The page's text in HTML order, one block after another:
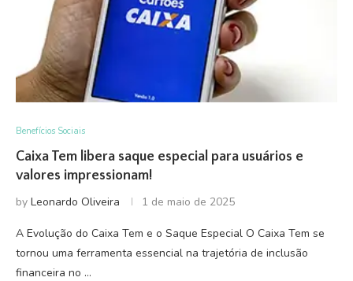
Benefícios Sociais
Caixa Tem libera saque especial para usuários e
valores impressionam!
by Leonardo Oliveira 1 de maio de 2025
A Evolução do Caixa Tem e o Saque Especial O Caixa Tem se
tornou uma ferramenta essencial na trajetória de inclusão
financeira no …